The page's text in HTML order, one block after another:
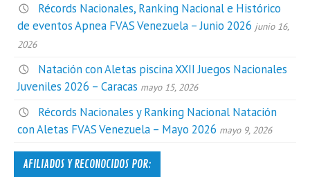
Récords Nacionales, Ranking Nacional e Histórico
de eventos Apnea FVAS Venezuela – Junio 2026 junio 16,
2026
Natación con Aletas piscina XXII Juegos Nacionales
Juveniles 2026 – Caracas mayo 15, 2026
Récords Nacionales y Ranking Nacional Natación
con Aletas FVAS Venezuela – Mayo 2026 mayo 9, 2026
AFILIADOS Y RECONOCIDOS POR: